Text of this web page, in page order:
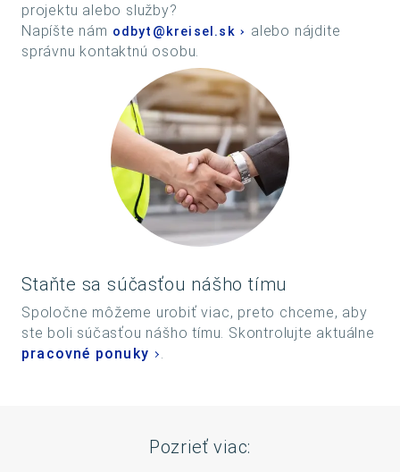
projektu alebo služby?
Napíšte nám odbyt@kreisel.sk
alebo nájdite
správnu kontaktnú osobu.
Staňte sa súčasťou nášho tímu
Spoločne môžeme urobiť viac, preto chceme, aby
ste boli súčasťou nášho tímu. Skontrolujte aktuálne
pracovné ponuky
.
Pozrieť viac: